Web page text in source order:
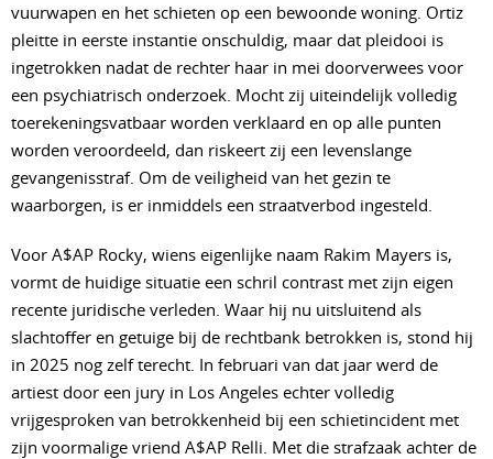
vuurwapen en het schieten op een bewoonde woning. Ortiz
pleitte in eerste instantie onschuldig, maar dat pleidooi is
ingetrokken nadat de rechter haar in mei doorverwees voor
een psychiatrisch onderzoek. Mocht zij uiteindelijk volledig
toerekeningsvatbaar worden verklaard en op alle punten
worden veroordeeld, dan riskeert zij een levenslange
gevangenisstraf. Om de veiligheid van het gezin te
waarborgen, is er inmiddels een straatverbod ingesteld.
Voor A$AP Rocky, wiens eigenlijke naam Rakim Mayers is,
vormt de huidige situatie een schril contrast met zijn eigen
recente juridische verleden. Waar hij nu uitsluitend als
slachtoffer en getuige bij de rechtbank betrokken is, stond hij
in 2025 nog zelf terecht. In februari van dat jaar werd de
artiest door een jury in Los Angeles echter volledig
vrijgesproken van betrokkenheid bij een schietincident met
zijn voormalige vriend A$AP Relli. Met die strafzaak achter de